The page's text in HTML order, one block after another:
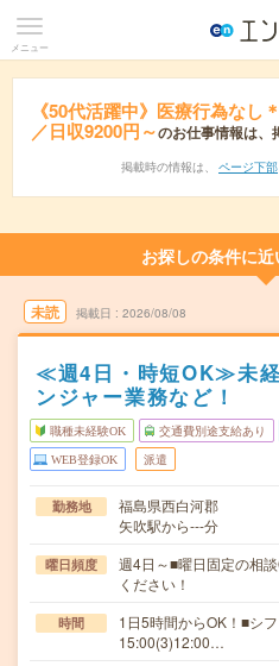
メニュー
《50代活躍中》医療行為なし
／日収9200円～のお仕事情報は、
掲載時の情報は、 ページ下部
お探しの条件に
未読 掲載日 2026/08/08
≪週4日・時短OK≫未
ンジャー業務など！
職種未経験OK 交通費別途支給あり
WEB登録OK 派遣
勤務地
福島県西白河郡
矢吹駅から---分
曜日頻度
週4日～■曜日固定の相
ください！
時間
1日5時間からOK！■シ
15:00(3)12:00…